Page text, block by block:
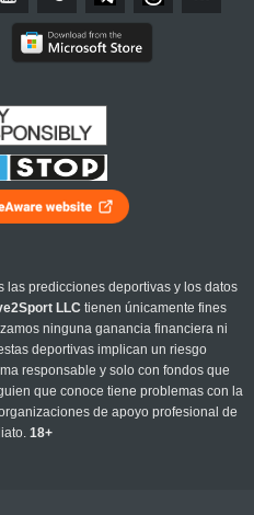
las predicciones deportivas y los datos
LLC tienen únicamente fines
ninguna ganancia financiera ni
deportivas implican un riesgo
responsable y solo con fondos que
que conoce tiene problemas con la
de apoyo profesional de
18+